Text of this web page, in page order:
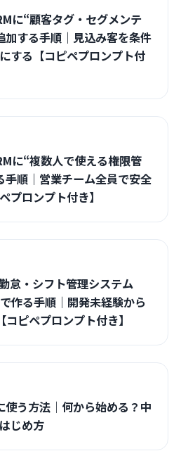
に“顧客タグ・セグメンテ
加する手順｜見込み客を条件
する【コピペプロンプト付
に“複数人で使える権限管
手順｜営業チーム全員で安全
プロンプト付き】
怠・シフト管理システム
作る手順｜開発未経験から
ピペプロンプト付き】
う方法｜何から始める？中
じめ方